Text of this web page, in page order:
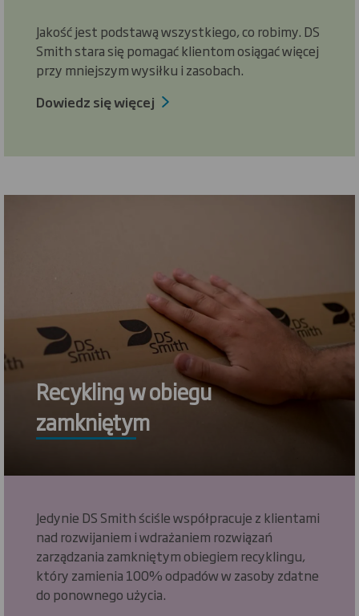
Jakość jest podstawą wszystkiego, co robimy. DS
Smith stara się pomagać klientom osiągać więcej
przy mniejszym wysiłku i zasobach.
Dowiedz się więcej
Recykling w obiegu
zamkniętym
Jedynie DS Smith ściśle współpracuje z klientami
nad rozwijaniem i wdrażaniem rozwiązań
zarządzania zamkniętym obiegiem recyklingu,
który zamienia 100% odpadów w zasoby zdatne
do ponownego użycia.